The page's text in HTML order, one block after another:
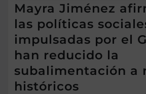
Mayra Jiménez
las políticas
impulsadas por el
han reducido la
subalimentación a
históricos